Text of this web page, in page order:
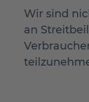
Wir sind
an